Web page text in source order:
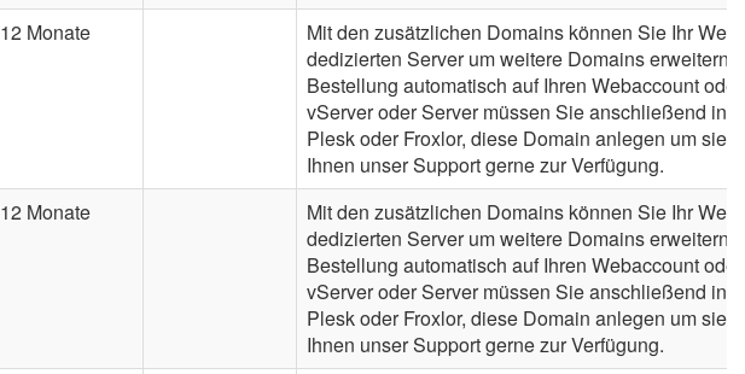
12 Monate
Mit den zusätzlichen Domains können Sie Ihr
dedizierten Server um weitere Domains
Bestellung automatisch auf Ihren Webaccount
vServer oder Server müssen Sie anschließend in
Plesk oder Froxlor, diese Domain anlegen um sie
Ihnen unser Support gerne zur Verfügung.
12 Monate
Mit den zusätzlichen Domains können Sie Ihr
dedizierten Server um weitere Domains
Bestellung automatisch auf Ihren Webaccount
vServer oder Server müssen Sie anschließend in
Plesk oder Froxlor, diese Domain anlegen um sie
Ihnen unser Support gerne zur Verfügung.